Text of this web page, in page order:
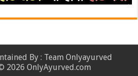
By : Team Onlyayurved
2026 OnlyAyurved.com